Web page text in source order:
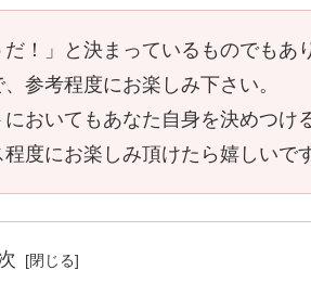
！」と決まっているものでもあ
参考程度にお楽しみ下さい。
おいてもあなた自身を決めつけ
度にお楽しみ頂けたら嬉しいです